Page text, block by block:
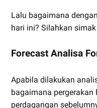
Lalu bagaimana
hari ini? Silahkan
Forecast Analisa
Apabila dilakukan
bagaimana pergerakan
perdagangan